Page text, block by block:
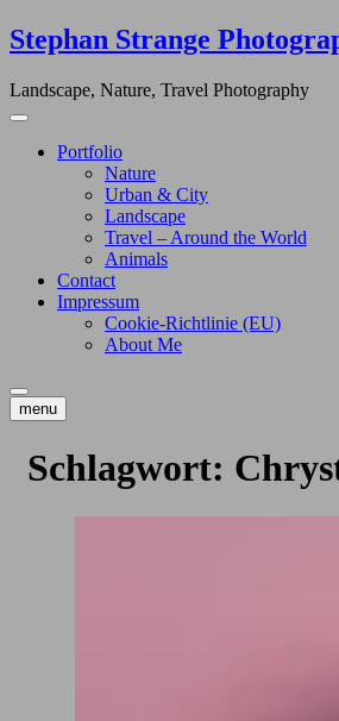
Skip
to
Stephan Strange
Landscape, Nature, Travel Photography
Portfolio
Nature
Urban & City
Landscape
Travel – Around the World
Animals
Contact
Impressum
Cookie-Richtlinie (EU)
About Me
menu
Schlagwort: